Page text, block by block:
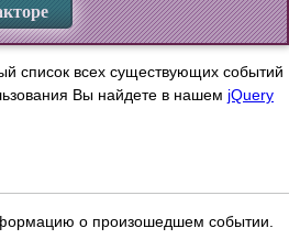
список всех существующих событий
Вы найдете в нашем jQuery
о произошедшем событии.